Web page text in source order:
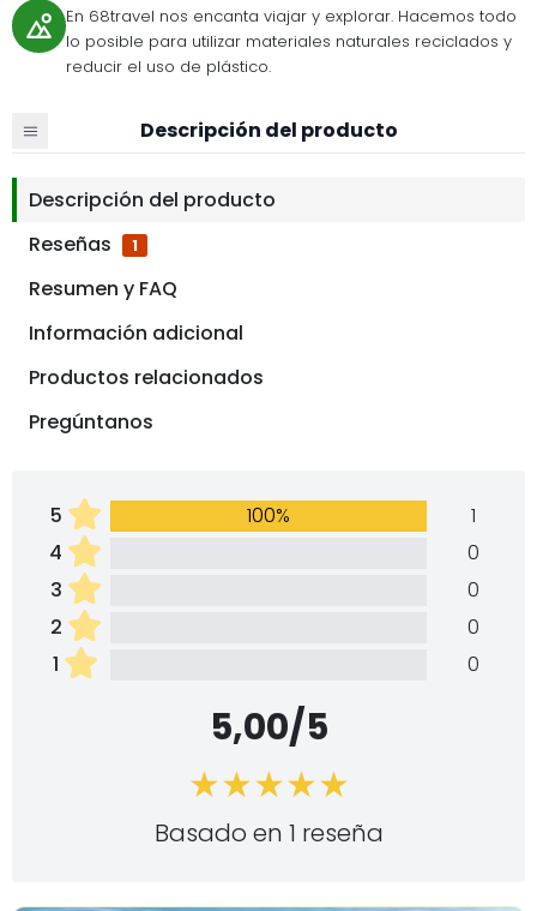
En 68travel nos encanta viajar y explorar. Hacemos todo
lo posible para utilizar materiales naturales reciclados y
reducir el uso de plástico.
Descripción del producto
Descripción del producto
Reseñas
1
Resumen y FAQ
Información adicional
Productos relacionados
Pregúntanos
5 100%
1
4
0
3
0
2
0
1
0
5,00/5
Basado en 1 reseña